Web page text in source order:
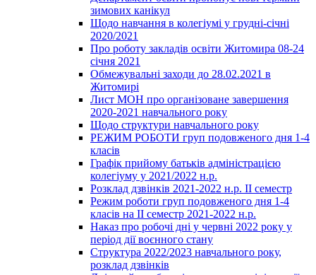
зимових канікул
Щодо навчання в колегіумі у грудні-січні
2020/2021
Про роботу закладів освіти Житомира 08-24
січня 2021
Обмежувальні заходи до 28.02.2021 в
Житомирі
Лист МОН про організоване завершення
2020-2021 навчального року
Щодо структури навчального року
РЕЖИМ РОБОТИ груп подовженого дня 1-4
класів
Графік прийому батьків адміністрацією
колегіуму у 2021/2022 н.р.
Розклад дзвінків 2021-2022 н.р. ІІ семестр
Режим роботи груп подовженого дня 1-4
класів на ІІ семестр 2021-2022 н.р.
Наказ про робочі дні у червні 2022 року у
період дії воєнного стану
Структура 2022/2023 навчального року,
розклад дзвінків